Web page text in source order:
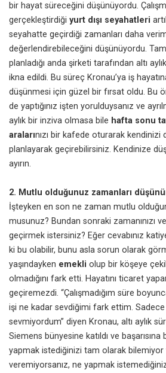
bir hayat süreceğini düşünüyordu.
gerçekleştirdiği yurt dışı seyahatleri
seyahatte geçirdiği zamanları daha
değerlendirebileceğini düşünüyordu. Tam
planladığı anda şirketi tarafından altı
ikna edildi. Bu süreç Kronau’ya iş
düşünmesi için güzel bir fırsat oldu. Bu
de yaptığınız işten yorulduysanız ve
aylık bir inziva olmasa bile hafta sonu
aralarınızı bir kafede oturarak kendinizi
planlayarak geçirebilirsiniz. Kendinize
ayırın.
2. Mutlu olduğunuz zamanları
İşteyken en son ne zaman mutlu
musunuz? Bundan sonraki zamanınızı ve
geçirmek istersiniz? Eğer cevabınız
ki bu olabilir, bunu asla sorun olarak
yaşındayken emekli olup bir köşeye
olmadığını fark etti. Hayatını ticaret
geçiremezdi. “Çalışmadığım süre
işi ne kadar sevdiğimi fark ettim. Sadece
sevmiyordum” diyen Kronau, altı aylık
Siemens bünyesine katıldı ve başarısına
yapmak istediğinizi tam olarak bilemiyor
veremiyorsanız, ne yapmak